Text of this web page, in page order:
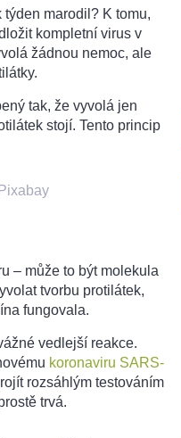
marodil? K tomu,
kompletní virus v
žádnou nemoc, ale
tak, že vyvolá jen
stojí. Tento princip
Pixabay
– může to být molekula
tvorbu protilátek,
fungovala.
vedlejší reakce.
koronaviru SARS-
rozsáhlým testováním
trvá.